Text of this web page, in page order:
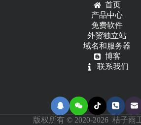
首页
产品中心
免费软件
外贸独立站
域名和服务器
博客
联系我们
版权所有 © 2020-2026 桔子雨